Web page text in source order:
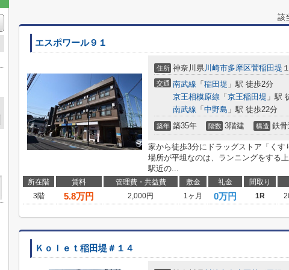
該
エスポワール９１
住所 神奈川県川崎市多摩区菅稲田堤
交通 南武線 「 稲田堤 」駅 徒歩2分
京王相模原線 「 京王稲田堤 」駅
南武線 「 中野島 」駅 徒歩22分
築年 築35年 階数 3階建 構造 鉄
家から徒歩3分にドラッグストア「く
場所が平坦なのは、ランニングをする
駅近の...
所在階 賃料 管理費・共益費 敷金 礼金
間取り
3階
5.8万円 2,000円 1ヶ月 0万円 1R
Ｋｏｌｅｔ稲田堤＃１４